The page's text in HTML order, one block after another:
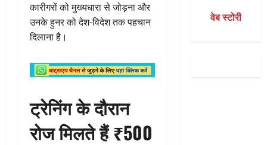
कारीगरों को मुख्यधारा से जोड़ना और
उनके हुनर को देश-विदेश तक पहचान
दिलाना है।
ट्रेनिंग के दौरान
रोज मिलते हैं ₹500
वेब स्टोरी